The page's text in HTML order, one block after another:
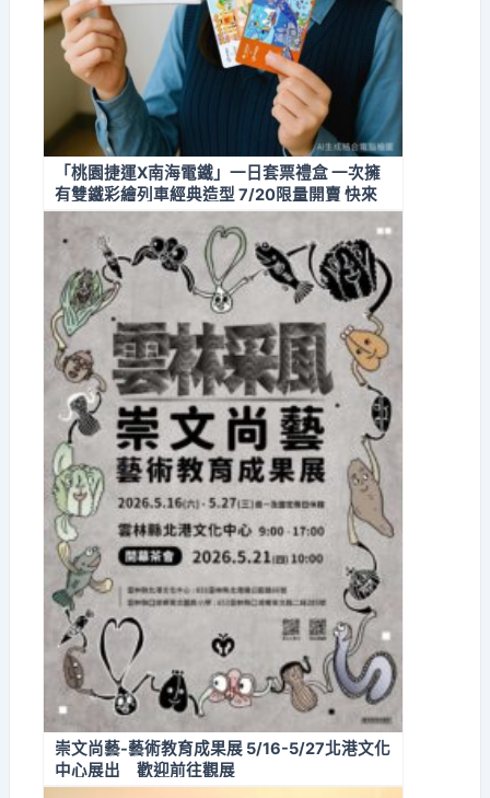
「桃園捷運X南海電鐵」一日套票禮盒 一次擁
有雙鐵彩繪列車經典造型 7/20限量開賣 快來
搶購收藏！
崇文尚藝-藝術教育成果展 5/16-5/27北港文化
中心展出 歡迎前往觀展